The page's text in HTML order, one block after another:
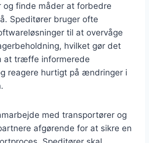
og finde måder at forbedre
Speditører bruger ofte
til at overvåge
hvilket gør det
at træffe informerede
reagere hurtigt på ændringer i
med transportører og
afgørende for at sikre en